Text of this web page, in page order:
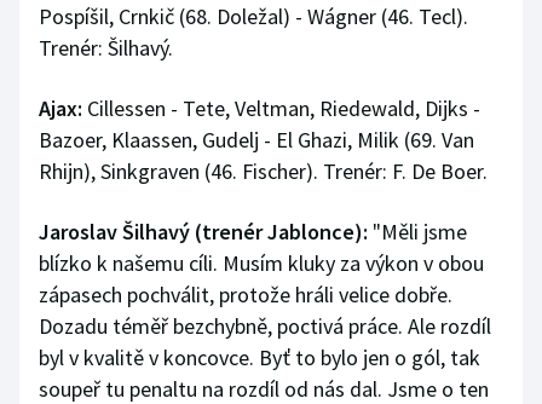
Pospíšil, Crnkič (68. Doležal) - Wágner (46. Tecl).
Trenér: Šilhavý.
Ajax: Cillessen - Tete, Veltman, Riedewald, Dijks -
Bazoer, Klaassen, Gudelj - El Ghazi, Milik (69. Van
Rhijn), Sinkgraven (46. Fischer). Trenér: F. De Boer.
Jaroslav Šilhavý (trenér Jablonce): "Měli jsme
blízko k našemu cíli. Musím kluky za výkon v obou
zápasech pochválit, protože hráli velice dobře.
Dozadu téměř bezchybně, poctivá práce. Ale rozdíl
byl v kvalitě v koncovce. Byť to bylo jen o gól, tak
soupeř tu penaltu na rozdíl od nás dal. Jsme o ten